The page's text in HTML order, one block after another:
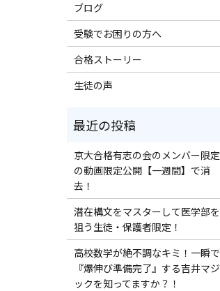
ブログ
受験でお困りの方へ
合格ストーリー
生徒の声
京大合格有志の会のメンバー限定
の動画限定公開【一週間】で消
去！
潜在構文をマスターして医学部を
狙う生徒・保護者限定！
高校数学が絶不調なキミ！一瞬で
『爆伸び準備完了』する吉井マジ
ックを知ってますか？！